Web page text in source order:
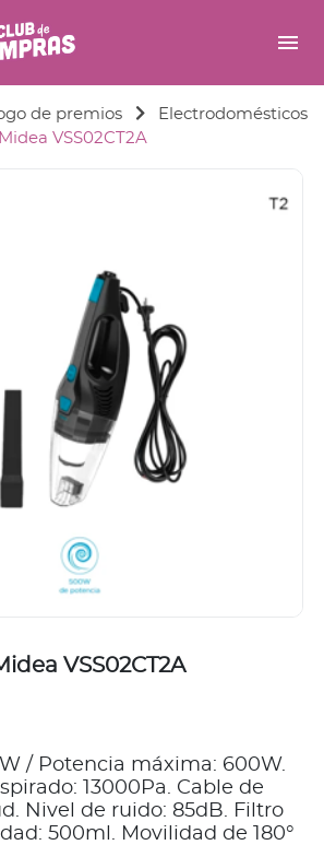
menu
de premios
Electrodomésticos
VSS02CT2A
VSS02CT2A
/ Potencia máxima: 600W.
13000Pa. Cable de
Nivel de ruido: 85dB. Filtro
500ml. Movilidad de 180°